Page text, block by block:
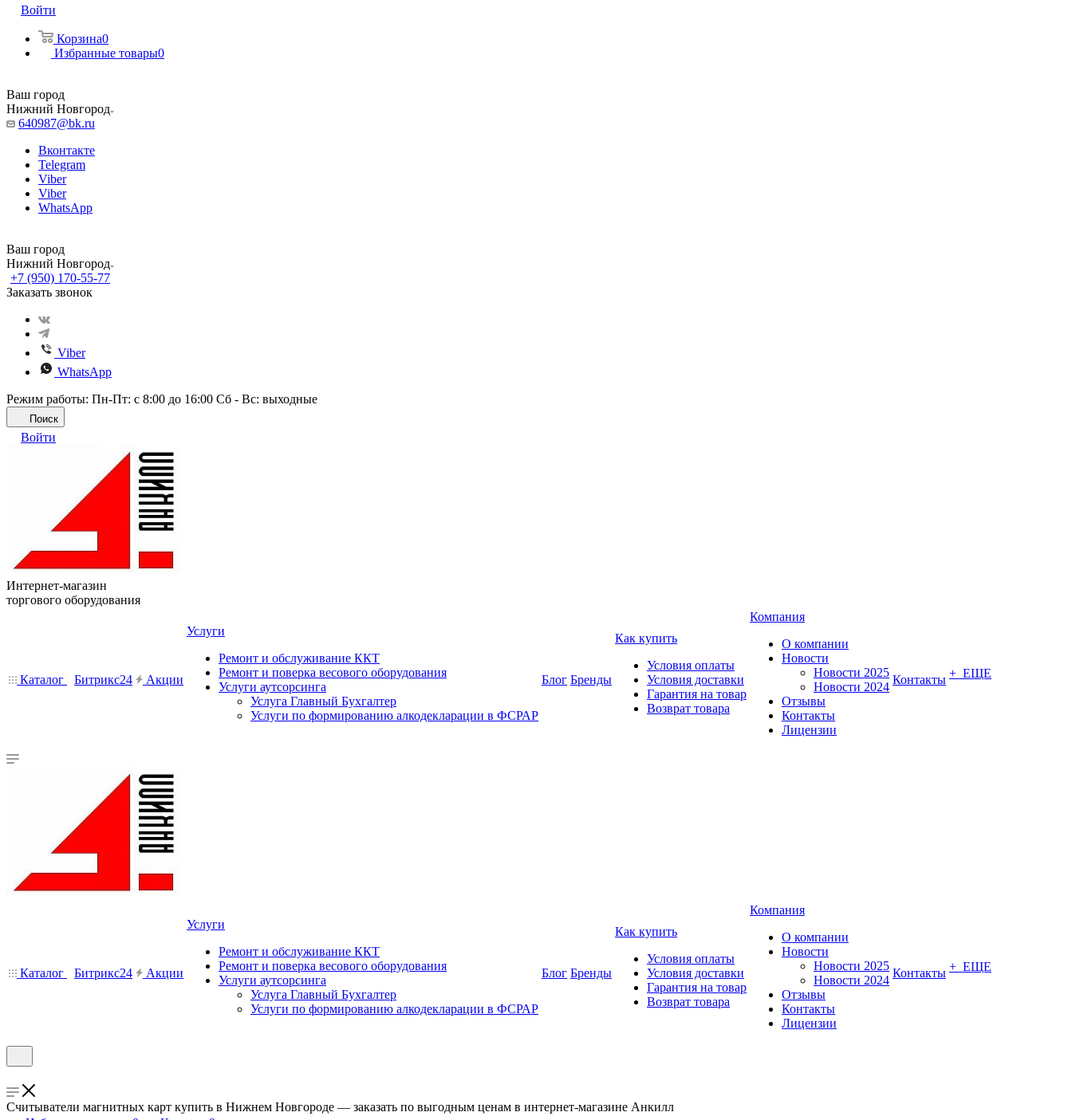
Войти
Корзина0
Избранные товары0
Ваш город
Нижний Новгород
640987@bk.ru
Вконтакте
Telegram
Viber
Viber
WhatsApp
Ваш город
Нижний Новгород
+7 (950) 170-55-77
Заказать звонок
Viber
WhatsApp
Режим работы: Пн-Пт: с 8:00 до 16:00 Сб - Вс: выходные
Поиск
Войти
Интернет-магазин
торгового оборудования
Каталог Битрикс24 Акции
Услуги
Ремонт и обслуживание ККТ
Ремонт и поверка весового оборудования
Услуги аутсорсинга
Услуга Главный Бухгалтер
Услуги по формированию алкодекларации в ФСРАР
Блог Бренды
Как купить
Условия оплаты
Условия доставки
Гарантия на товар
Возврат товара
Компания
О компании
Новости
Новости 2025
Новости 2024
Отзывы
Контакты
Лицензии
Контакты + ЕЩЕ
Каталог Битрикс24 Акции
Услуги
Ремонт и обслуживание ККТ
Ремонт и поверка весового оборудования
Услуги аутсорсинга
Услуга Главный Бухгалтер
Услуги по формированию алкодекларации в ФСРАР
Блог Бренды
Как купить
Условия оплаты
Условия доставки
Гарантия на товар
Возврат товара
Компания
О компании
Новости
Новости 2025
Новости 2024
Отзывы
Контакты
Лицензии
Контакты + ЕЩЕ
Считыватели магнитных карт купить в Нижнем Новгороде — заказать по выгодным ценам в интернет-магазине Анкилл